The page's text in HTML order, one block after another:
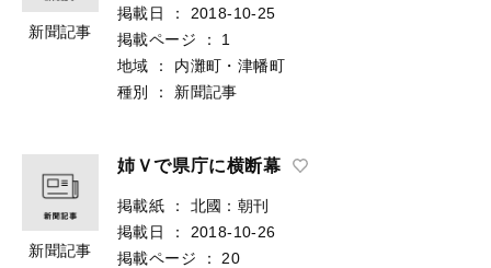
新聞記事
掲載日
：
2018-10-25
掲載ページ
：
1
地域
：
内灘町・津幡町
種別
： 新聞記事
新聞記事
姉Ｖで県庁に横断幕
掲載紙 ：
北國：朝刊
掲載日
：
2018-10-26
掲載ページ
：
20